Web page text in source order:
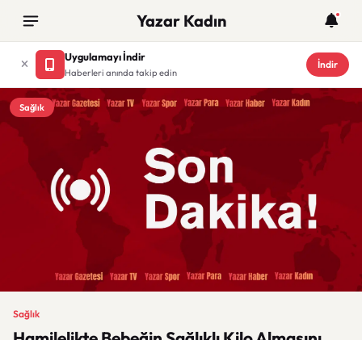
Yazar Kadın
Uygulamayı İndir
Haberleri anında takip edin
İndir
Sağlık
Sağlık